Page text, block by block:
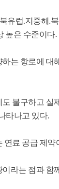
유럽.지중해.
높은 수준이다.
는 항로에 대
불구하고 실
타나고 있다.
료 공급 제
라는 점과 함